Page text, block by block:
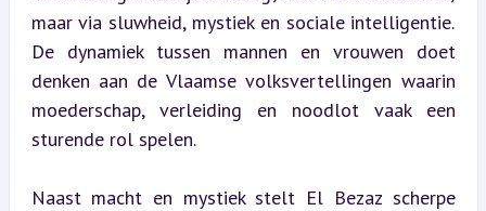
maar via sluwheid, mystiek en sociale intelligentie.
De dynamiek tussen mannen en vrouwen doet
denken aan de Vlaamse volksvertellingen waarin
moederschap, verleiding en noodlot vaak een
sturende rol spelen.
Naast macht en mystiek stelt El Bezaz scherpe